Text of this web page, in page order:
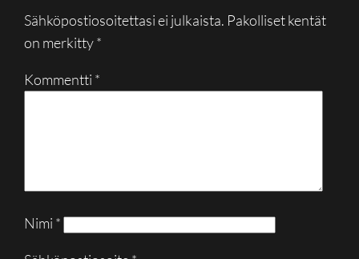
Sähköpostiosoitettasi ei julkaista. Pakolliset kentät
on merkitty*
Kommentti *
Nimi *